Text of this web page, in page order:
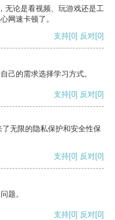
无论是看视频、玩游戏还是工
网速卡顿了。
支持[0] 反对[0]
己的需求选择学习方式。
支持[0] 反对[0]
无限的隐私保护和安全性保
支持[0] 反对[0]
题。
支持[0] 反对[0]